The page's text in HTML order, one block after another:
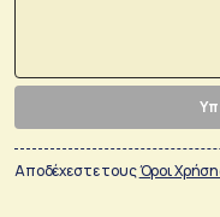
Αποδέχεστε τουςΌροι